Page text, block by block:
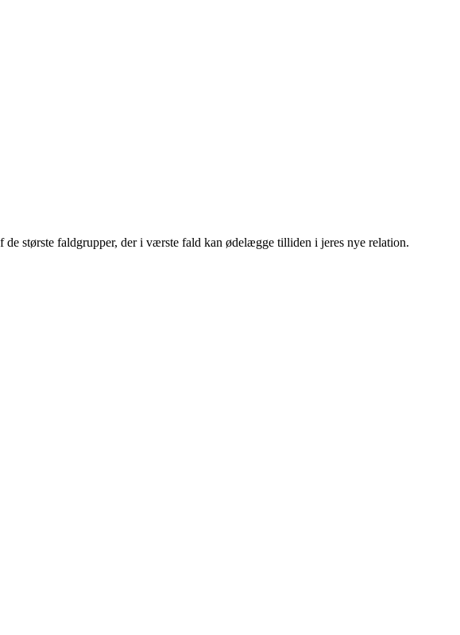
de største faldgrupper, der i værste fald kan ødelægge tilliden i jeres nye relation.